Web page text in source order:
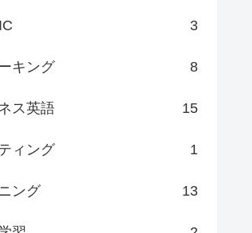
3
キング 8
ス英語 15
ィング 1
ング 13